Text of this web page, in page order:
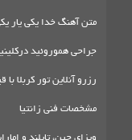
متن آهنگ خدا یکی یار
جراحی هموروئید
رزرو آنلاین تور کربلا
مشخصات فنی زانتیا